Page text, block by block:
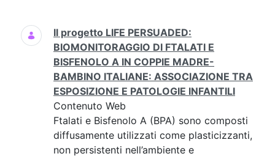
Ricerca
Il progetto LIFE PERSUADED:
BIOMONITORAGGIO DI FTALATI E
BISFENOLO A IN COPPIE MADRE-
BAMBINO ITALIANE: ASSOCIAZIONE TRA
ESPOSIZIONE E PATOLOGIE INFANTILI
Contenuto Web
Ftalati e Bisfenolo A (BPA) sono composti
diffusamente utilizzati come plasticizzanti,
non persistenti nell’ambiente e